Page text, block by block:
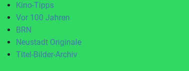
Kino-Tipps
Vor 100 Jahren
BRN
Neustadt Originale
Titel-Bilder-Archiv